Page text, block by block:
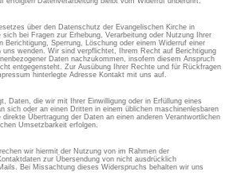
über den Datenschutz der Evangelischen Kirche in
bei Fragen zur Erhebung, Verarbeitung oder Nutzung Ihrer
Berichtigung, Sperrung, Löschung oder einem Widerruf einer
uns wenden. Wir sind verpflichtet, Ihrem Recht auf Berichtigung
Daten nachzukommen, insofern diesem Anspruch
entgegensteht. Zur Ausübung Ihrer Rechte und für Rückfragen
hinterlegte Adresse Kontakt mit uns auf.
Daten, die wir mit Ihrer Einwilligung oder in Erfüllung eines
sich oder an einen Dritten in einem üblichen maschinenlesbaren
Übertragung der Daten an einen anderen Verantwortlichen
Umsetzbarkeit erfolgen.
wir hiermit der Nutzung von im Rahmen der
zur Übersendung von nicht ausdrücklich
Bei Missachtung dieses Widerspruchs behalten wir uns